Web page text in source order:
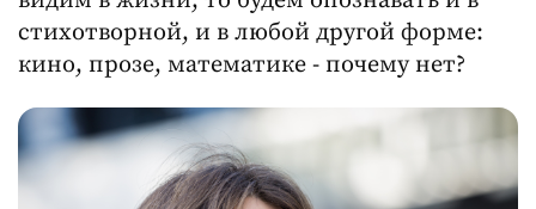
стихотворной, и в любой другой форме:
кино, прозе, математике - почему нет?